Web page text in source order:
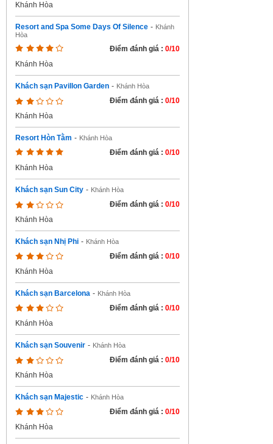
Khánh Hòa
Resort and Spa Some Days Of Silence - Khánh
Hòa
Điểm đánh giá : 0/10
Khánh Hòa
Khách sạn Pavillon Garden - Khánh Hòa
Điểm đánh giá : 0/10
Khánh Hòa
Resort Hòn Tằm - Khánh Hòa
Điểm đánh giá : 0/10
Khánh Hòa
Khách sạn Sun City - Khánh Hòa
Điểm đánh giá : 0/10
Khánh Hòa
Khách sạn Nhị Phi - Khánh Hòa
Điểm đánh giá : 0/10
Khánh Hòa
Khách sạn Barcelona - Khánh Hòa
Điểm đánh giá : 0/10
Khánh Hòa
Khách sạn Souvenir - Khánh Hòa
Điểm đánh giá : 0/10
Khánh Hòa
Khách sạn Majestic - Khánh Hòa
Điểm đánh giá : 0/10
Khánh Hòa